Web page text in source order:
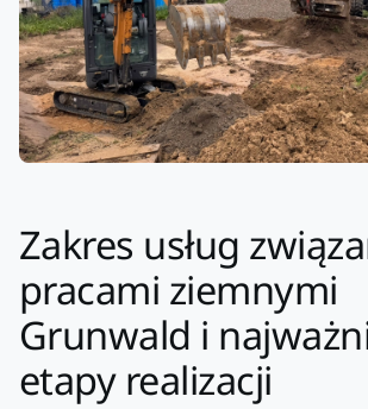
Zakres usług
pracami ziemnymi
Grunwald i
etapy realizacji